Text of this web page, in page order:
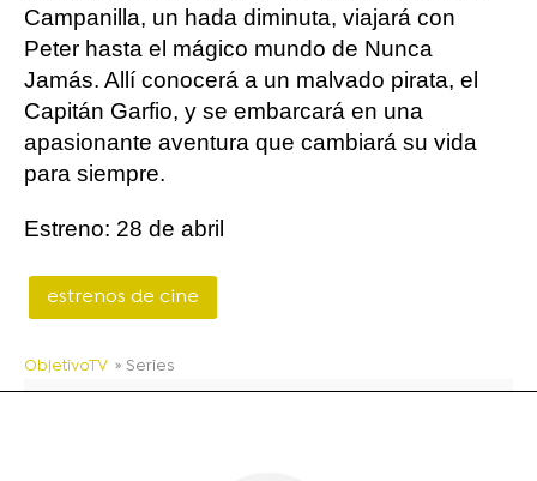
Campanilla, un hada diminuta, viajará con
Peter hasta el mágico mundo de Nunca
Jamás. Allí conocerá a un malvado pirata, el
Capitán Garfio, y se embarcará en una
apasionante aventura que cambiará su vida
para siempre.
Estreno: 28 de abril
estrenos de cine
ObjetivoTV » Series